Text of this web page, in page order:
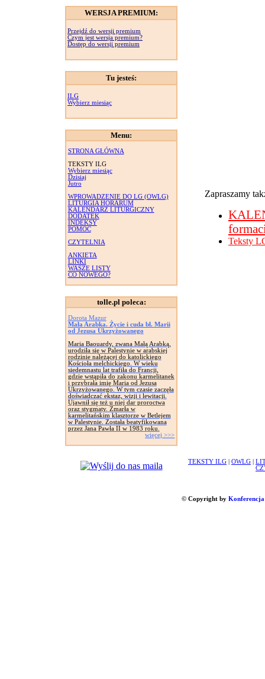
WERSJA PREMIUM:
Przejdź do wersji premium
Czym jest wersja premium?
Dostęp do wersji premium
Tu jesteś:
ILG
Wybierz miesiąc
Menu:
STRONA GŁÓWNA
TEKSTY ILG
Wybierz miesiąc
Dzisiaj
Jutro
WPROWADZENIE DO LG (OWLG)
LITURGIA HORARUM
KALENDARZ LITURGICZNY
DODATEK
INDEKSY
POMOC
CZYTELNIA
ANKIETA
LINKI
WASZE LISTY
CO NOWEGO?
tolle.pl poleca:
Dorota Mazur
Mała Arabka. Życie i cuda bł. Marii
od Jezusa Ukrzyżowanego
Maria Baouardy, zwana Małą Arabką,
urodziła się w Palestynie w arabskiej
rodzinie należącej do katolickiego
Kościoła melchickiego. W wieku
siedemnastu lat trafiła do Francji,
gdzie wstąpiła do zakonu karmelitanek
i przybrała imię Maria od Jezusa
Ukrzyżowanego. W tym czasie zaczęła
doświadczać ekstaz, wizji i lewitacji.
Ujawnił się też u niej dar proroctwa
oraz stygmaty. Zmarła w
karmelitańskim klasztorze w Betlejem
w Palestynie. Została beatyfikowana
przez Jana Pawła II w 1983 roku.
więcej >>>
Zapraszamy
Teksty
TEKSTY ILG OWLG
© Copyright by Konferencja